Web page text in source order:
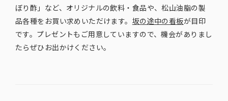
ぼり酢」など、オリジナルの飲料・食品や、松山油脂の製
品各種をお買い求めいただけます。 坂の途中の看板が目印
です。プレゼントもご用意していますので、機会がありまし
たらぜひお出かけください。